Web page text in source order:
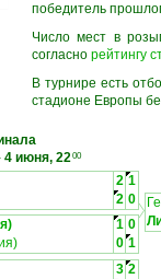
победитель
Число мест в
согласно рейтингу
В турнире есть
стадионе Европы
4 июня, 2200
2 1
2 0
1 0
0 1
3 2